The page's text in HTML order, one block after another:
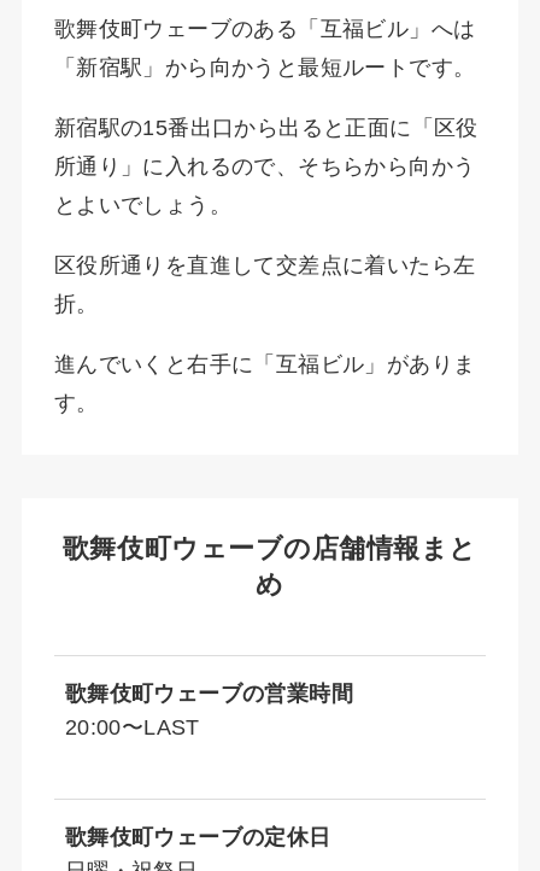
歌舞伎町ウェーブのある「互福ビル」へは
「新宿駅」から向かうと最短ルートです。
新宿駅の15番出口から出ると正面に「区役
所通り」に入れるので、そちらから向かう
とよいでしょう。
区役所通りを直進して交差点に着いたら左
折。
進んでいくと右手に「互福ビル」がありま
す。
歌舞伎町ウェーブの店舗情報まと
め
歌舞伎町ウェーブの営業時間
20:00〜LAST
歌舞伎町ウェーブの定休日